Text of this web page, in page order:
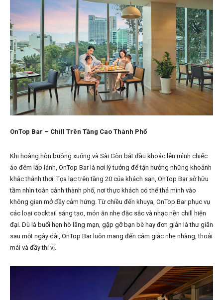
OnTop Bar – Chill Trên Tầng Cao Thành Phố
Khi hoàng hôn buông xuống và Sài Gòn bắt đầu khoác lên mình chiếc
áo đêm lấp lánh, OnTop Bar là nơi lý tưởng để tận hưởng những khoảnh
khắc thảnh thơi. Tọa lạc trên tầng 20 của khách sạn, OnTop Bar sở hữu
tầm nhìn toàn cảnh thành phố, nơi thực khách có thể thả mình vào
không gian mở đầy cảm hứng. Từ chiều đến khuya, OnTop Bar phục vụ
các loại cocktail sáng tạo, món ăn nhẹ đặc sắc và nhạc nền chill hiện
đại. Dù là buổi hẹn hò lãng mạn, gặp gỡ bạn bè hay đơn giản là thư giãn
sau một ngày dài, OnTop Bar luôn mang đến cảm giác nhẹ nhàng, thoải
mái và đầy thi vị.